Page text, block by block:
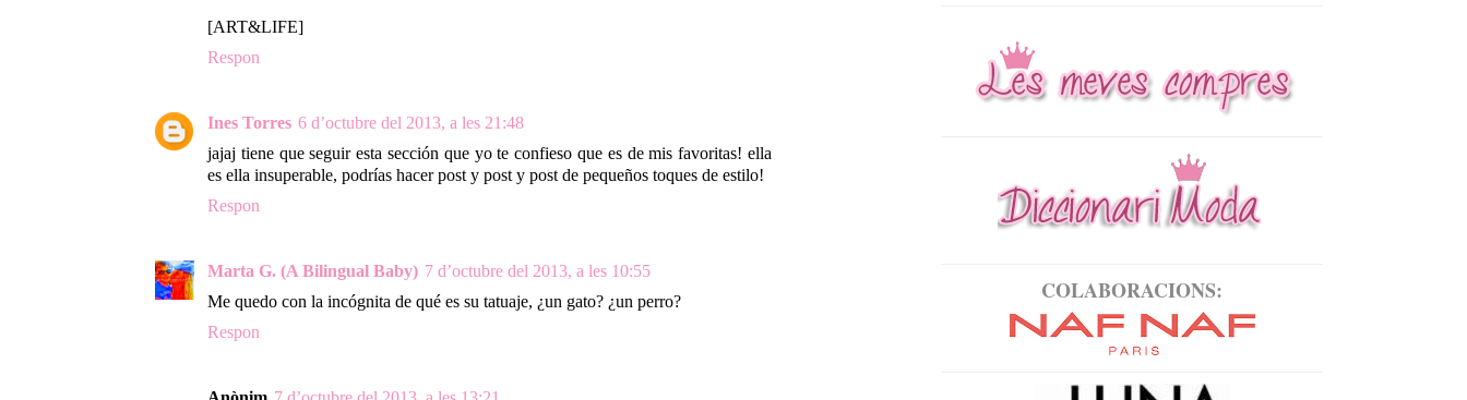
[ART&LIFE]
Respon
Ines Torres 6 d’octubre del 2013, a les 21:48
jajaj tiene que seguir esta sección que yo te confieso que es de mis favoritas! ella
es ella insuperable, podrías hacer post y post y post de pequeños toques de estilo!
Respon
Marta G. (A Bilingual Baby) 7 d’octubre del 2013, a les 10:55
Me quedo con la incógnita de qué es su tatuaje, ¿un gato? ¿un perro?
Respon
COLABORACIONS: